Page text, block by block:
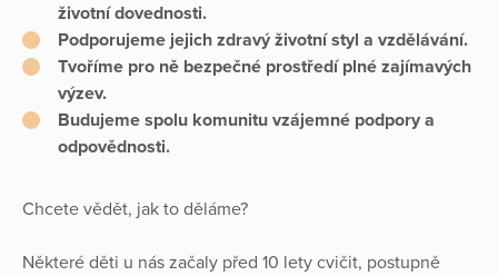
životní dovednosti.
Podporujeme jejich zdravý životní styl a vzdělávání.
Tvoříme pro ně bezpečné prostředí plné zajímavých
výzev.
Budujeme spolu komunitu vzájemné podpory a
odpovědnosti.
Chcete vědět, jak to děláme?
Některé děti u nás začaly před 10 lety cvičit, postupně